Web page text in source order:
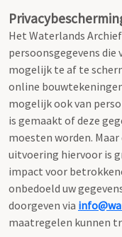
Het Waterlands
persoonsgegevens die
mogelijk te af te
online
mogelijk ook van
is gemaakt of deze
moesten worden.
uitvoering hiervoor is
impact voor
onbedoeld uw
doorgeven via
maatregelen kunnen